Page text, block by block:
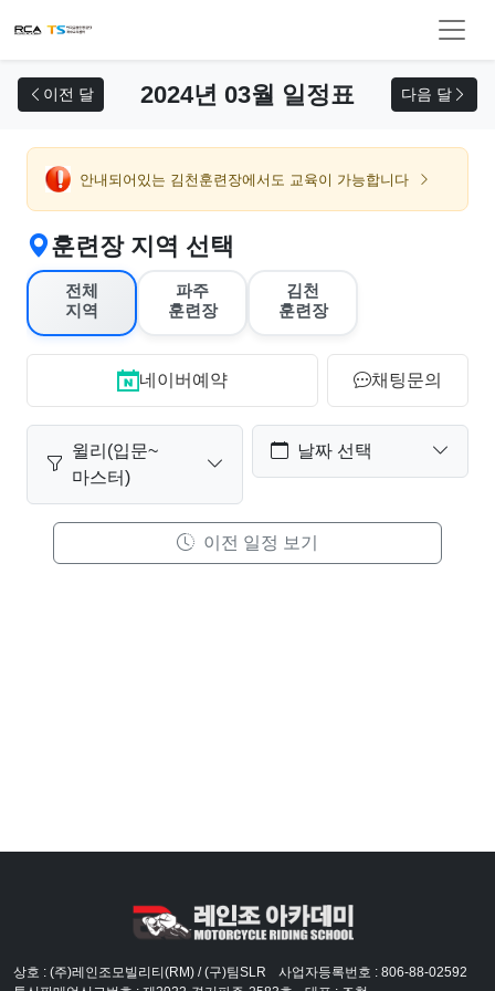
이전 달 2024년 03월 일정표 다음 달
안내되어있는 김천훈련장에서도 교육이 가능합니다
훈련장 지역 선택
전체
지역
파주
훈련장
김천
훈련장
네이버예약 채팅문의
윌리(입문~
마스터)
날짜 선택
이전 일정 보기
상호 : (주)레인조모빌리티(RM) / (구)팀SLR
사업자등록번호 : 806-88-02592